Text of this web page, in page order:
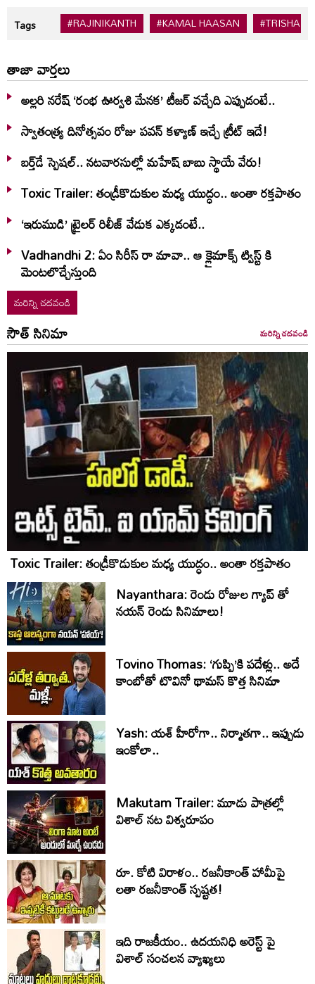
Tags #RAJINIKANTH #KAMAL HAASAN #TRISHA
తాజా వార్తలు
అల్లరి నరేష్ ‘రంభ ఊర్వశి మేనక’ టీజర్ వచ్చేది ఎప్పుడంటే..
స్వాతంత్య్ర దినోత్సవం రోజు పవన్ కళ్యాణ్ ఇచ్చే ట్రీట్ ఇదే!
బర్త్‌‌డే స్పెషల్.. నటవారసుల్లో మహేష్ బాబు స్థాయే వేరు!
Toxic Trailer: తండ్రీకొడుకుల మధ్య యుద్ధం.. అంతా రక్తపాతం
‘ఇరుముడి’ ట్రైలర్ రిలీజ్ వేడుక ఎక్కడంటే..
Vadhandhi 2: ఏం సిరీస్ రా మావా.. ఆ క్లైమాక్స్ ట్విస్ట్ కి
మెంటలొచ్చేస్తుంది
మరిన్ని చదవండి
సౌత్ సినిమా మరిన్ని చదవండి
Toxic Trailer: తండ్రీకొడుకుల మధ్య యుద్ధం.. అంతా రక్తపాతం
Nayanthara: రెండు రోజుల గ్యాప్ తో
నయన్ రెండు సినిమాలు!
Tovino Thomas: ‘గుప్పి’కి పదేళ్లు.. అదే
కాంబోతో టొవినో థామస్‌ కొత్త సినిమా
Yash: యశ్ హీరోగా.. నిర్మాతగా.. ఇప్పుడు
ఇంకోలా..
Makutam Trailer: మూడు పాత్రల్లో
విశాల్ నట విశ్వరూపం
రూ. కోటి విరాళం.. రజనీకాంత్ హామీపై
లతా రజనీకాంత్ స్పష్టత!
ఇది రాజకీయం.. ఉదయనిధి అరెస్ట్ పై
విశాల్ సంచలన వ్యాఖ్యలు